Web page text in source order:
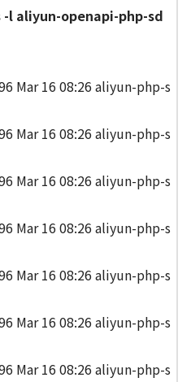
-l aliyun-openapi-php-sd
Mar 16 08:26 aliyun-php-s
Mar 16 08:26 aliyun-php-s
Mar 16 08:26 aliyun-php-s
Mar 16 08:26 aliyun-php-s
Mar 16 08:26 aliyun-php-s
Mar 16 08:26 aliyun-php-s
Mar 16 08:26 aliyun-php-s